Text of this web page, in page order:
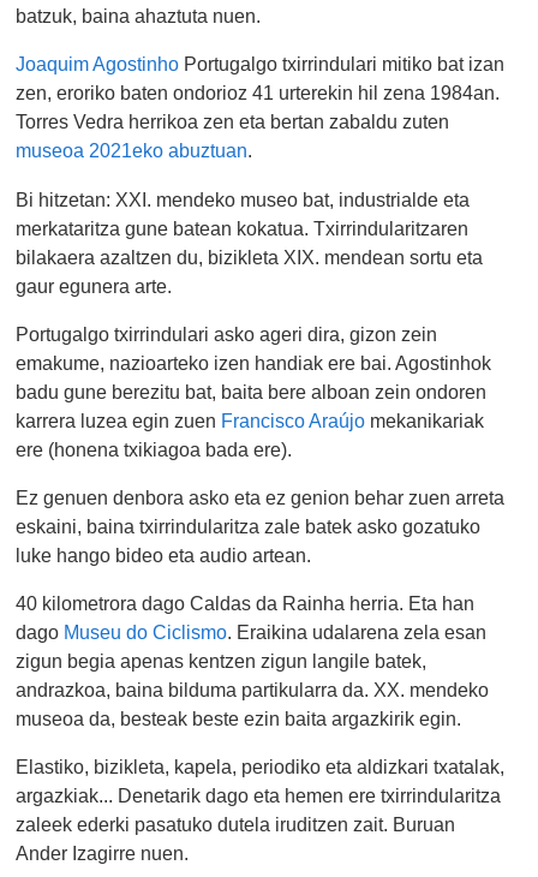
batzuk, baina ahaztuta nuen.
Joaquim Agostinho Portugalgo txirrindulari mitiko bat izan
zen, eroriko baten ondorioz 41 urterekin hil zena 1984an.
Torres Vedra herrikoa zen eta bertan zabaldu zuten
museoa 2021eko abuztuan.
Bi hitzetan: XXI. mendeko museo bat, industrialde eta
merkataritza gune batean kokatua. Txirrindularitzaren
bilakaera azaltzen du, bizikleta XIX. mendean sortu eta
gaur egunera arte.
Portugalgo txirrindulari asko ageri dira, gizon zein
emakume, nazioarteko izen handiak ere bai. Agostinhok
badu gune berezitu bat, baita bere alboan zein ondoren
karrera luzea egin zuen Francisco Araújo mekanikariak
ere (honena txikiagoa bada ere).
Ez genuen denbora asko eta ez genion behar zuen arreta
eskaini, baina txirrindularitza zale batek asko gozatuko
luke hango bideo eta audio artean.
40 kilometrora dago Caldas da Rainha herria. Eta han
dago Museu do Ciclismo. Eraikina udalarena zela esan
zigun begia apenas kentzen zigun langile batek,
andrazkoa, baina bilduma partikularra da. XX. mendeko
museoa da, besteak beste ezin baita argazkirik egin.
Elastiko, bizikleta, kapela, periodiko eta aldizkari txatalak,
argazkiak... Denetarik dago eta hemen ere txirrindularitza
zaleek ederki pasatuko dutela iruditzen zait. Buruan
Ander Izagirre nuen.